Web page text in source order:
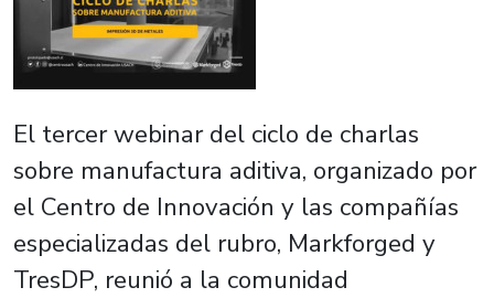
El tercer webinar del ciclo de charlas
sobre manufactura aditiva, organizado por
el Centro de Innovación y las compañías
especializadas del rubro, Markforged y
TresDP, reunió a la comunidad